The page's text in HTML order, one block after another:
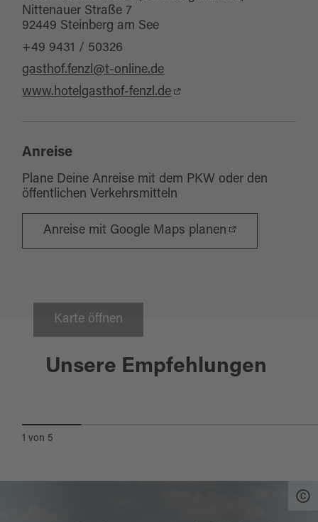
Nittenauer Straße 7
92449 Steinberg am See
+49 9431 / 50326
gasthof.fenzl@t-online.de
www.hotelgasthof-fenzl.de
Anreise
Plane Deine Anreise mit dem PKW oder den
öffentlichen Verkehrsmitteln
Anreise mit Google Maps planen
Karte öffnen
Unsere Empfehlungen
Wackersdorf
1 von 5